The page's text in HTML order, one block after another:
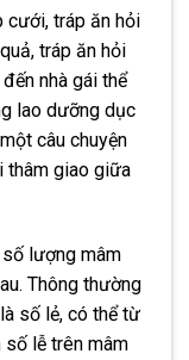
cưới, tráp ăn hỏi
tráp ăn hỏi
nhà gái thể
lao dưỡng dục
câu chuyện
thâm giao giữa
lượng mâm
Thông thường
số lẻ, có thể từ
số lễ trên mâm